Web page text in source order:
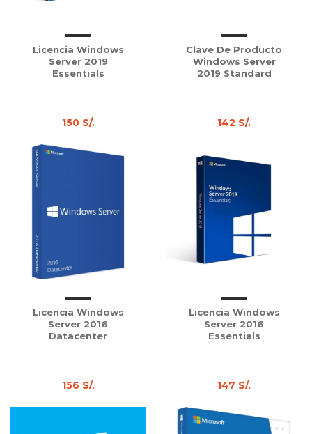
Licencia Windows
Server 2019
Essentials
150 S/.
Clave De Producto
Windows Server
2019 Standard
142 S/.
Licencia Windows
Server 2016
Datacenter
156 S/.
Licencia Windows
Server 2016
Essentials
147 S/.